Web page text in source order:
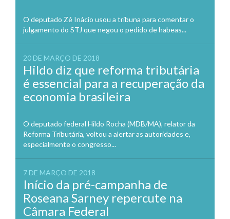
O deputado Zé Inácio usou a tribuna para comentar o
julgamento do STJ que negou o pedido de habeas...
20 DE MARÇO DE 2018
Hildo diz que reforma tributária
é essencial para a recuperação da
economia brasileira
O deputado federal Hildo Rocha (MDB/MA), relator da
Reforma Tributária, voltou a alertar as autoridades e,
especialmente o congresso...
7 DE MARÇO DE 2018
Início da pré-campanha de
Roseana Sarney repercute na
Câmara Federal